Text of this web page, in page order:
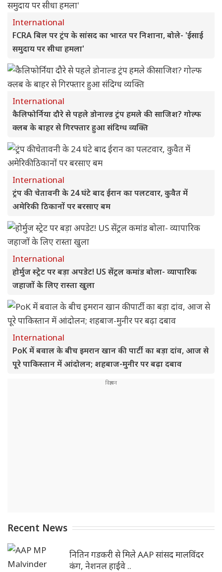
International
FCRA बिल पर ट्रंप के सांसद का भारत पर निशाना, बोले- 'ईसाई
समुदाय पर सीधा हमला'
International
कैलिफोर्निया दौरे से पहले डोनाल्ड ट्रंप हमले की साजिश? गोल्फ
क्लब के बाहर से गिरफ्तार हुआ संदिग्ध व्यक्ति
International
ट्रंप की चेतावनी के 24 घंटे बाद ईरान का पलटवार, कुवैत में
अमेरिकी ठिकानों पर बरसाए बम
International
होर्मुज स्ट्रेट पर बड़ा अपडेट! US सेंट्रल कमांड बोला- व्यापारिक
जहाजों के लिए रास्ता खुला
International
PoK में बवाल के बीच इमरान खान की पार्टी का बड़ा दांव, आज से
पूरे पाकिस्तान में आंदोलन; शहबाज-मुनीर पर बढ़ा दबाव
Recent News
नितिन गडकरी से मिले AAP सांसद मालविंदर
कंग, नेशनल हाईवे ..